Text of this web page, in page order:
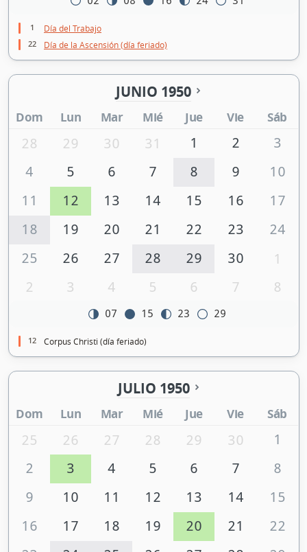
1 Día del Trabajo
22 Día de la Ascensión (día feriado)
JUNIO 1950
Dom Lun Mar Mié Jue Vie Sáb
28 29 30 31 1 2
3
4
5 6 7 8 9
10
11
12 13 14 15 16
17
18
19 20 21 22 23
24
25
26 27 28 29 30
1
2
3 4 5 6 7 8
07 15 23 29
12 Corpus Christi (día feriado)
JULIO 1950
Dom Lun Mar Mié Jue Vie Sáb
25 26 27 28 29 30
1
2
3 4 5 6 7
8
9
10 11 12 13 14
15
16
17 18 19 20 21
22